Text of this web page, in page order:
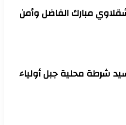
مبارك الفاضل وأمن
شرطة محلية جبل أولياء